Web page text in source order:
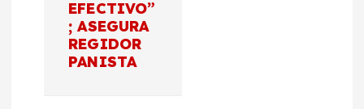
EFECTIVO”
; ASEGURA
REGIDOR
PANISTA